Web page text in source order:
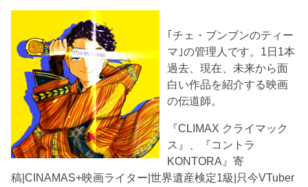
｢チェ・ブンブンのティー
マ｣の管理人です。1日1本
過去、現在、未来から面
白い作品を紹介する映画
の伝道師。
『CLIMAX クライマック
ス』、『コントラ
KONTORA』寄
稿|CINAMAS+映画ライター|世界遺産検定1級|只今VTuber